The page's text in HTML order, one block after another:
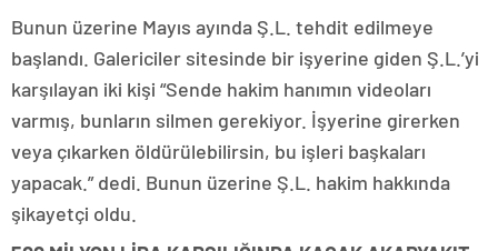
Bunun üzerine Mayıs ayında Ş.L. tehdit edilmeye
başlandı. Galericiler sitesinde bir işyerine giden Ş.L.’yi
karşılayan iki kişi “Sende hakim hanımın videoları
varmış, bunların silmen gerekiyor. İşyerine girerken
veya çıkarken öldürülebilirsin, bu işleri başkaları
yapacak.” dedi. Bunun üzerine Ş.L. hakim hakkında
şikayetçi oldu.